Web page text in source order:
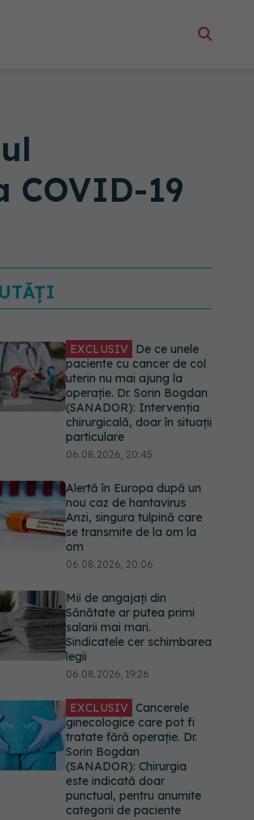
19
EXCLUSIV De ce unele
paciente cu cancer de col
uterin nu mai ajung la
operație. Dr. Sorin Bogdan
(SANADOR): Intervenția
chirurgicală, doar în situații
particulare
06.08.2026, 20:45
Alertă în Europa după un
nou caz de hantavirus
Anzi, singura tulpină care
se transmite de la om la
om
06.08.2026, 20:06
Mii de angajați din
Sănătate ar putea primi
salarii mai mari.
Sindicatele cer schimbarea
legii
06.08.2026, 19:26
EXCLUSIV Cancerele
ginecologice care pot fi
tratate fără operație. Dr.
Sorin Bogdan
(SANADOR): Chirurgia
este indicată doar
punctual, pentru anumite
categorii de paciente